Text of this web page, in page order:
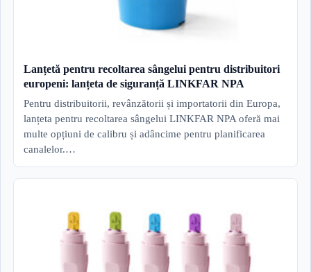
Lanțetă pentru recoltarea sângelui pentru distribuitori
europeni: lanțeta de siguranță LINKFAR NPA
Pentru distribuitorii, revânzătorii și importatorii din Europa,
lanțeta pentru recoltarea sângelui LINKFAR NPA oferă mai
multe opțiuni de calibru și adâncime pentru planificarea
canalelor.…